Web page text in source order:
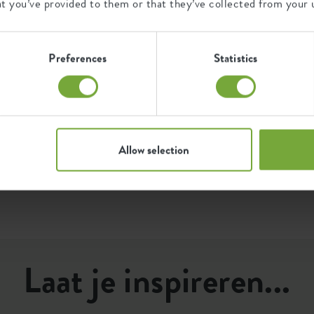
Preferences Statistics
Allow selection
99jaar
UV-beschermd
Laat je inspireren...